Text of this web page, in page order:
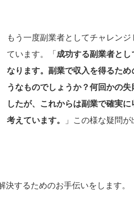
もう一度副業者としてチャレン
ています。「 成功する副業者と
なります。副業で収入を得るため
うなものでしょうか？何回かの失
したが、これからは副業で確実に
考えています。
」この様な疑問が
するためのお手伝いをします。